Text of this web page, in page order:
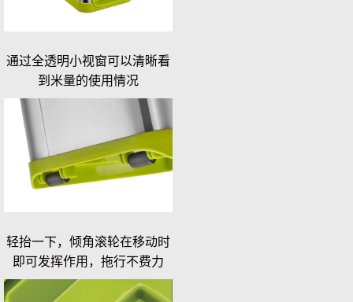
通过全透明小视窗可以清晰看
到米量的使用情况
轻抬一下，倾角滚轮在移动时
即可发挥作用，拖行不费力